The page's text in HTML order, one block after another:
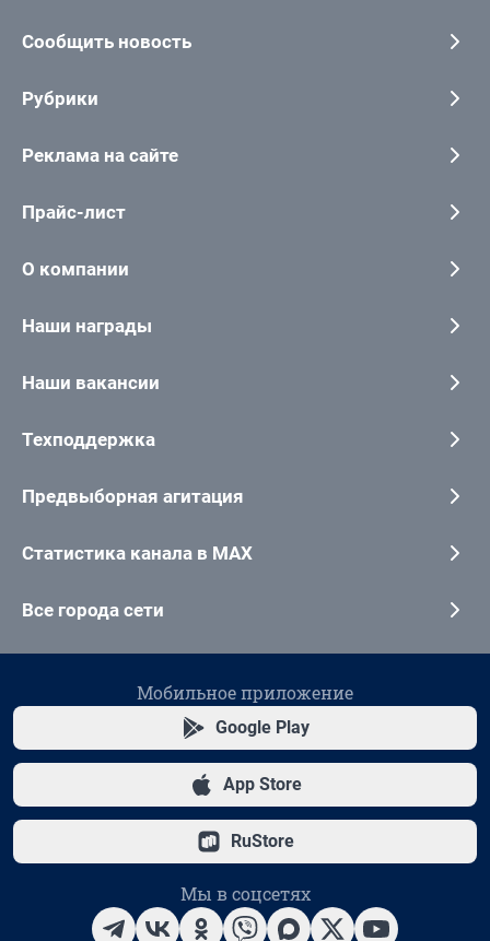
Сообщить новость
Рубрики
Реклама на сайте
Прайс-лист
О компании
Наши награды
Наши вакансии
Техподдержка
Предвыборная агитация
Статистика канала в MAX
Все города сети
Мобильное приложение
Google Play
App Store
RuStore
Мы в соцсетях